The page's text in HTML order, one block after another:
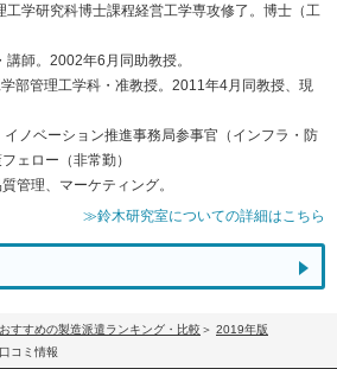
学研究科博士課程経営工学専攻修了。博士（工
師。2002年6月同助教授。
部管理工学科・准教授。2011年4月同教授、現
ノベーション推進事務局参事官（インフラ・防
ェロー（非常勤）
管理、マーケティング。
≫鈴木研究室についての詳細はこちら
おすすめの製造派遣ランキング・比較
2019年版
コミ情報